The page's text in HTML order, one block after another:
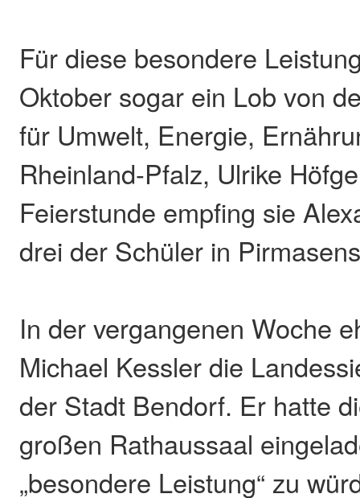
Für diese besondere
Oktober sogar ein Lob von
für Umwelt, Energie,
Rheinland-Pfalz, Ulrike
Feierstunde empfing sie
drei der Schüler in
In der vergangenen Woche
Michael Kessler die
der Stadt Bendorf. Er hatte
großen Rathaussaal
„besondere Leistung“ zu